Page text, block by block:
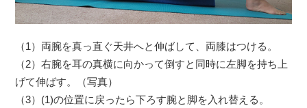
（1）両腕を真っ直ぐ天井へと伸ばして、両膝はつける。
（2）右腕を耳の真横に向かって倒すと同時に左脚を持ち上
げて伸ばす。（写真）
（3）(1)の位置に戻ったら下ろす腕と脚を入れ替える。